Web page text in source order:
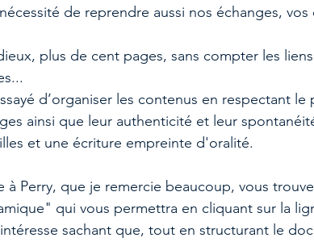
de reprendre aussi nos échanges,
plus de cent pages, sans compter les
d’organiser les contenus en respectant
ainsi que leur authenticité et leur
et une écriture empreinte d'oralité.
à Perry, que je remercie beaucoup, vous
qui vous permettra en cliquant sur la
sachant que, tout en structurant le